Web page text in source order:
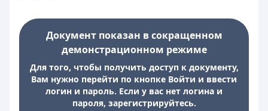
Документ показан в сокращенном
демонстрационном режиме
Для того, чтобы получить доступ к документу,
Вам нужно перейти по кнопке Войти и ввести
логин и пароль. Если у вас нет логина и
пароля, зарегистрируйтесь.